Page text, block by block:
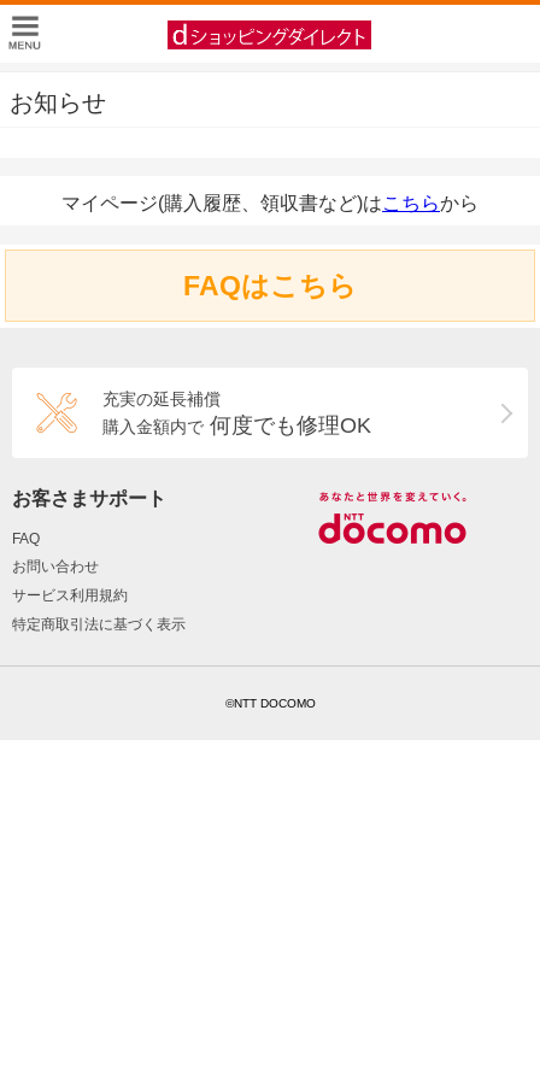
お知らせ
マイページ(購入履歴、領収書など)はこちらから
FAQはこちら
充実の延長補償
購入金額内で 何度でも修理OK
お客さまサポート
FAQ
お問い合わせ
サービス利用規約
特定商取引法に基づく表示
©NTT DOCOMO